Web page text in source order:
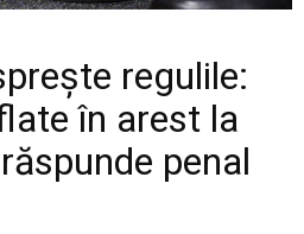
regulile:
în arest la
penal